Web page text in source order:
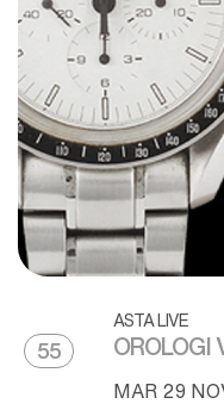
55
ASTA LIVE
OROLOGI
MAR 29